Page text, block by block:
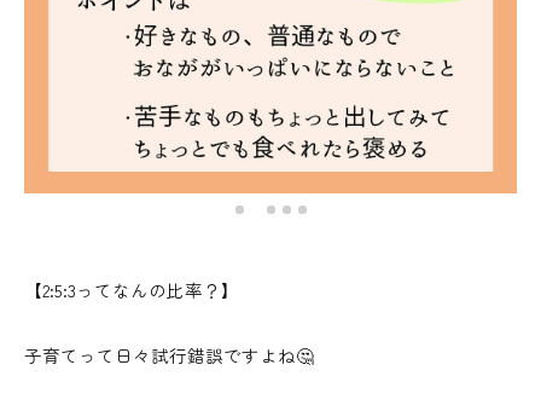
【2:5:3ってなんの比率？】
子育てって日々試行錯誤ですよね🤔